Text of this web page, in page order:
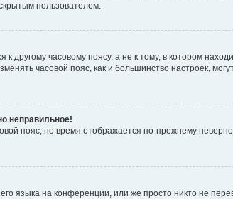
пользователем.
другому часовому поясу, а не к тому, в котором
часовой пояс, как и большинство настроек,
неправильное!
пояс, но время отображается по-прежнему
языка на конференции, или же просто никто не